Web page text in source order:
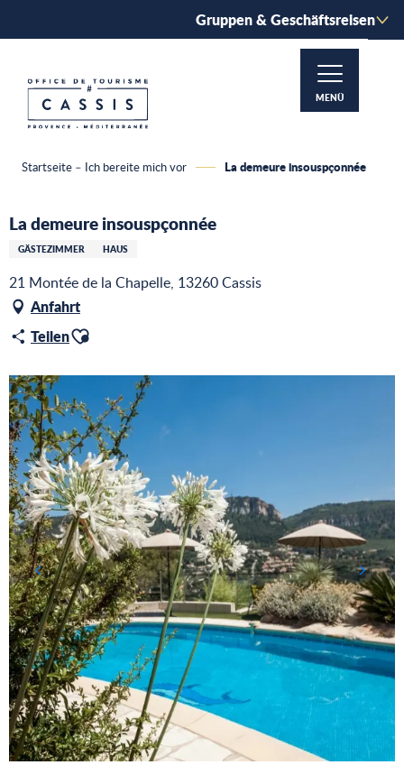
principal
Gruppen & Geschäftsreisen
MENÜ
Startseite – Ich bereite mich vor La demeure insouspçonnée
La demeure insouspçonnée
GÄSTEZIMMER HAUS
21 Montée de la Chapelle, 13260 Cassis
Anfahrt
TeilenAjouter aux favoris